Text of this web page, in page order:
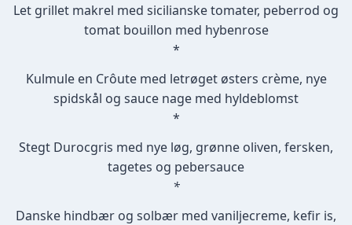
Let grillet makrel med sicilianske tomater, peberrod og
tomat bouillon med hybenrose
*
Kulmule en Crôute med letrøget østers crème, nye
spidskål og sauce nage med hyldeblomst
*
Stegt Durocgris med nye løg, grønne oliven, fersken,
tagetes og pebersauce
*
Danske hindbær og solbær med vaniljecreme, kefir is,